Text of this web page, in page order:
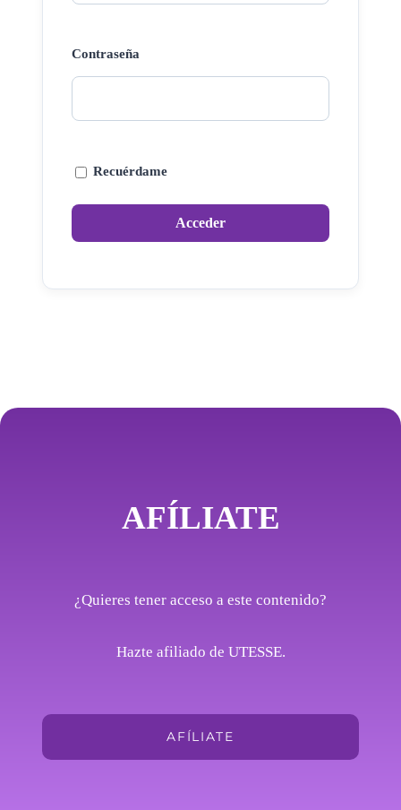
Contraseña
Recuérdame
AFÍLIATE
¿Quieres tener acceso a este contenido?
Hazte afiliado de UTESSE.
AFÍLIATE